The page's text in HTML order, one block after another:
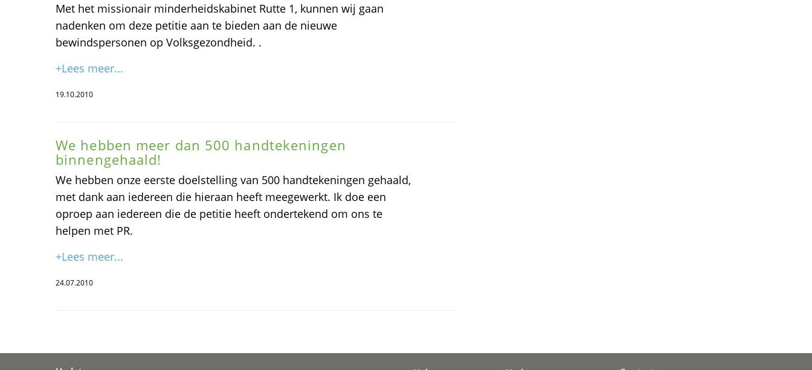
Met het missionair minderheidskabinet Rutte 1, kunnen wij gaan
nadenken om deze petitie aan te bieden aan de nieuwe
bewindspersonen op Volksgezondheid. .
+Lees meer...
19.10.2010
We hebben meer dan 500 handtekeningen
binnengehaald!
We hebben onze eerste doelstelling van 500 handtekeningen gehaald,
met dank aan iedereen die hieraan heeft meegewerkt. Ik doe een
oproep aan iedereen die de petitie heeft ondertekend om ons te
helpen met PR.
+Lees meer...
24.07.2010